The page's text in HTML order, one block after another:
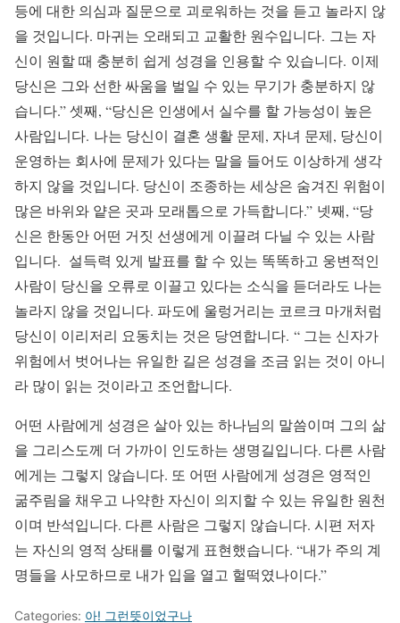
등에 대한 의심과 질문으로 괴로워하는 것을 듣고 놀라지 않
을 것입니다. 마귀는 오래되고 교활한 원수입니다. 그는 자
신이 원할 때 충분히 쉽게 성경을 인용할 수 있습니다. 이제
당신은 그와 선한 싸움을 벌일 수 있는 무기가 충분하지 않
습니다.” 셋째, “당신은 인생에서 실수를 할 가능성이 높은
사람입니다. 나는 당신이 결혼 생활 문제, 자녀 문제, 당신이
운영하는 회사에 문제가 있다는 말을 들어도 이상하게 생각
하지 않을 것입니다. 당신이 조종하는 세상은 숨겨진 위험이
많은 바위와 얕은 곳과 모래톱으로 가득합니다.” 넷째, “당
신은 한동안 어떤 거짓 선생에게 이끌려 다닐 수 있는 사람
입니다. 설득력 있게 발표를 할 수 있는 똑똑하고 웅변적인
사람이 당신을 오류로 이끌고 있다는 소식을 듣더라도 나는
놀라지 않을 것입니다. 파도에 울렁거리는 코르크 마개처럼
당신이 이리저리 요동치는 것은 당연합니다. “ 그는 신자가
위험에서 벗어나는 유일한 길은 성경을 조금 읽는 것이 아니
라 많이 읽는 것이라고 조언합니다.
어떤 사람에게 성경은 살아 있는 하나님의 말씀이며 그의 삶
을 그리스도께 더 가까이 인도하는 생명길입니다. 다른 사람
에게는 그렇지 않습니다. 또 어떤 사람에게 성경은 영적인
굶주림을 채우고 나약한 자신이 의지할 수 있는 유일한 원천
이며 반석입니다. 다른 사람은 그렇지 않습니다. 시편 저자
는 자신의 영적 상태를 이렇게 표현했습니다. “내가 주의 계
명들을 사모하므로 내가 입을 열고 헐떡였나이다.”
Categories: 아! 그런뜻이었구나